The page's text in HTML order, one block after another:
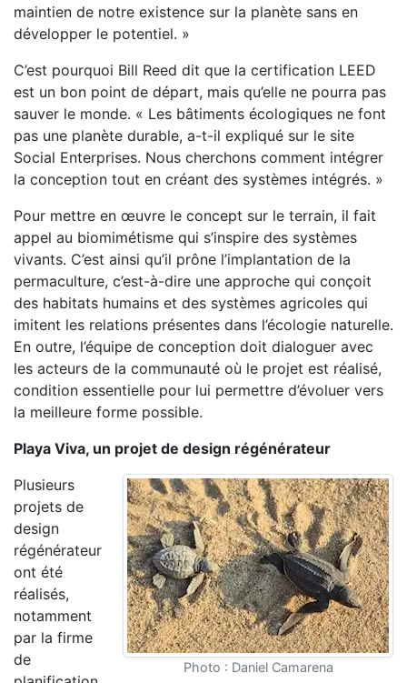
maintien de notre existence sur la planète sans en
développer le potentiel. »
C’est pourquoi Bill Reed dit que la certification LEED
est un bon point de départ, mais qu’elle ne pourra pas
sauver le monde. « Les bâtiments écologiques ne font
pas une planète durable, a-t-il expliqué sur le site
Social Enterprises. Nous cherchons comment intégrer
la conception tout en créant des systèmes intégrés. »
Pour mettre en œuvre le concept sur le terrain, il fait
appel au biomimétisme qui s’inspire des systèmes
vivants. C’est ainsi qu’il prône l’implantation de la
permaculture, c’est-à-dire une approche qui conçoit
des habitats humains et des systèmes agricoles qui
imitent les relations présentes dans l’écologie naturelle.
En outre, l’équipe de conception doit dialoguer avec
les acteurs de la communauté où le projet est réalisé,
condition essentielle pour lui permettre d’évoluer vers
la meilleure forme possible.
Playa Viva, un projet de design régénérateur
Photo : Daniel Camarena
Plusieurs
projets de
design
régénérateur
ont été
réalisés,
notamment
par la firme
de